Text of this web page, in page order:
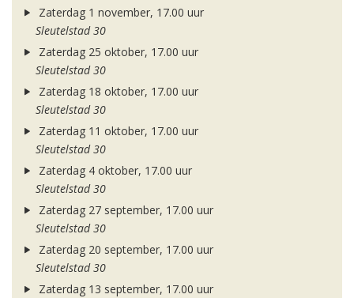
Zaterdag 1 november, 17.00 uur
Sleutelstad 30
Zaterdag 25 oktober, 17.00 uur
Sleutelstad 30
Zaterdag 18 oktober, 17.00 uur
Sleutelstad 30
Zaterdag 11 oktober, 17.00 uur
Sleutelstad 30
Zaterdag 4 oktober, 17.00 uur
Sleutelstad 30
Zaterdag 27 september, 17.00 uur
Sleutelstad 30
Zaterdag 20 september, 17.00 uur
Sleutelstad 30
Zaterdag 13 september, 17.00 uur